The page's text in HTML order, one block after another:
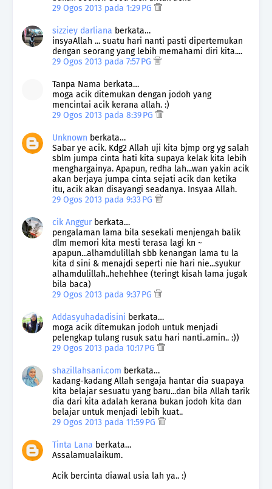
29 Ogos 2013 pada 1:29 PG
sizziey darliana berkata…
insyaAllah ... suatu hari nanti pasti dipertemukan
dengan seorang yang lebih memahami diri kita....
29 Ogos 2013 pada 7:57 PG
Tanpa Nama berkata…
moga acik ditemukan dengan jodoh yang
mencintai acik kerana allah. :)
29 Ogos 2013 pada 8:39 PG
Unknown berkata…
Sabar ye acik. Kdg2 Allah uji kita bjmp org yg salah
sblm jumpa cinta hati kita supaya kelak kita lebih
menghargainya. Apapun, redha lah...wan yakin acik
akan berjaya jumpa cinta sejati acik dan ketika
itu, acik akan disayangi seadanya. Insyaa Allah.
29 Ogos 2013 pada 9:33 PG
cik Anggurberkata…
pengalaman lama bila sesekali menjengah balik
dlm memori kita mesti terasa lagi kn ~
apapun...alhamdulillah sbb kenangan lama tu la
kita d sini & menajdi seperti nie hari nie...syukur
alhamdulillah..hehehhee (teringt kisah lama jugak
bila baca)
29 Ogos 2013 pada 9:37 PG
Addasyuhadadisini berkata…
moga acik ditemukan jodoh untuk menjadi
pelengkap tulang rusuk satu hari nanti..amin.. :))
29 Ogos 2013 pada 10:17 PG
shazillahsani.com berkata…
kadang-kadang Allah sengaja hantar dia suapaya
kita belajar sesuatu yang baru...dan bila Allah tarik
dia dari kita adalah kerana bukan jodoh kita dan
belajar untuk menjadi lebih kuat..
29 Ogos 2013 pada 11:59 PG
Tinta Lana berkata…
Assalamualaikum.
Acik bercinta diawal usia lah ya.. :)